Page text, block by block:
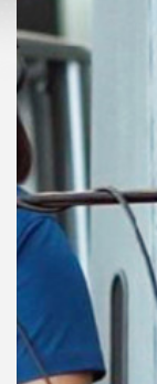
ลิ
สต์
แนะนำ
เพล
ย์
ลิ
สต์
ของ
เพลง